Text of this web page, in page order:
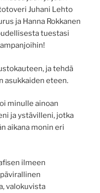
Juhani Lehto
ja Hanna Rokkanen
tuestasi
ja tehdä
asukkaiden eteen.
minulle ainoan
ja ystävilleni, jotka
aikana monin eri
ilmeen
valokuvista